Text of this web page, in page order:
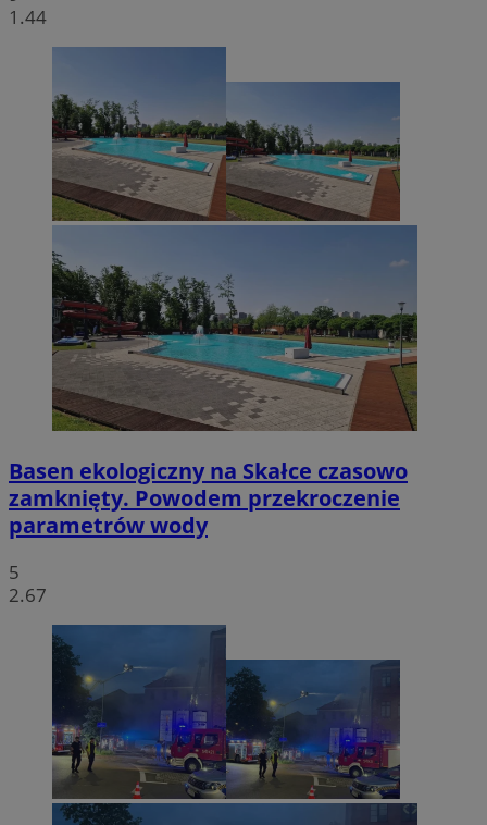
1.44
Basen ekologiczny na Skałce czasowo
zamknięty. Powodem przekroczenie
parametrów wody
5
2.67